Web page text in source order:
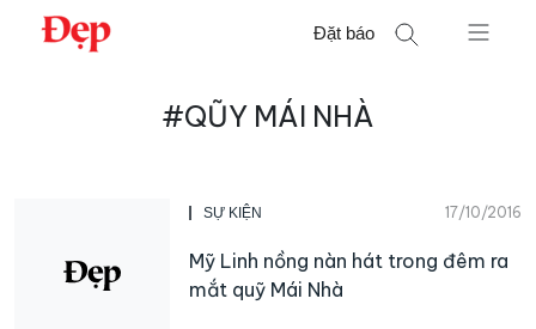
Chuyển
Đặt báo
#QŨY MÁI NHÀ
SỰ KIỆN 17/10/2016
Mỹ Linh nồng nàn hát trong đêm ra
mắt quỹ Mái Nhà